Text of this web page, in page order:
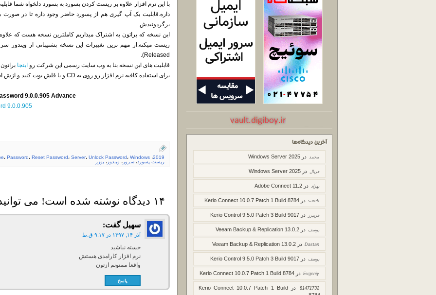
آخرین دیدگاه‌ها
محمد در Windows Server 2025
فریال در Windows Server 2025
بهزاد در Adobe Connect 11.2
sareh در Kerio Connect 10.0.7 Patch 1 Build 8784
فریبرز در Kerio Control 9.5.0 Patch 3 Build 9017
یوسف در Veeam Backup & Replication 13.0.2
Dastan در Veeam Backup & Replication 13.0.2
یوسف در Kerio Control 9.5.0 Patch 3 Build 9017
Evgeniy در Kerio Connect 10.0.7 Patch 1 Build 8784
81471732 درKerio Connect 10.0.7 Patch 1 Build
با این نرم افزار علاوه بر ریست کردن پسورد به پسورد دلخواه شما
داره.قابلیت بک آپ گیری هم از پسورد حاضر وجود داره تا در صورت
برگردونیدش.
این نسخه که براتون به اشتراک میذاریم کاملترین نسخه هست که
Released).
قابلیت های این نسخه بنا به وب سایت رسمی این شرکت رو اینجا
برای استفاده کافیه نرم افزار رو روی یه CD و یا قلش بوت کنید و ازش استفاده کنید.
9.0.0.905 Advance
9.0.0.905
2019، ، Password، Reset Password، Server، Unlock Password، Windows
ریست پسورد، سرور ، ویندوز ، یوزر
۱۴ دیدگاه نوشته شده است! می توانید دیدگاه خود را بنویسید
سهیل گفت:
آذر ۱۴, ۱۳۹۷ در ۹:۱۷ ق.ظ
خسته نباشید
نرم افزار کارامدی هستش
واقعا ممنونم ازتون
پاسخ